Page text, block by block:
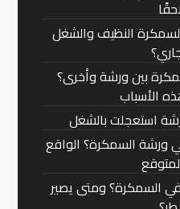
النظيف والشغل
بين ورشة وأخرى؟
الأسباب
استعجلت بالشغل
ورشة السمكرة؟ الواقع
السمكرة؟ ومتى يصير